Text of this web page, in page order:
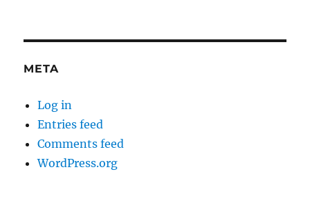
META
Log in
Entries feed
Comments feed
WordPress.org